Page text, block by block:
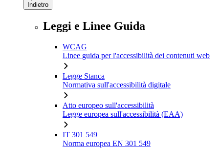
Indietro
Leggi e Linee Guida
WCAG
Linee guida per l'accessibilità dei contenuti web
Legge Stanca
Normativa sull'accessibilità digitale
Atto europeo sull'accessibilità
Legge europea sull'accessibilità (EAA)
IT 301 549
Norma europea EN 301 549